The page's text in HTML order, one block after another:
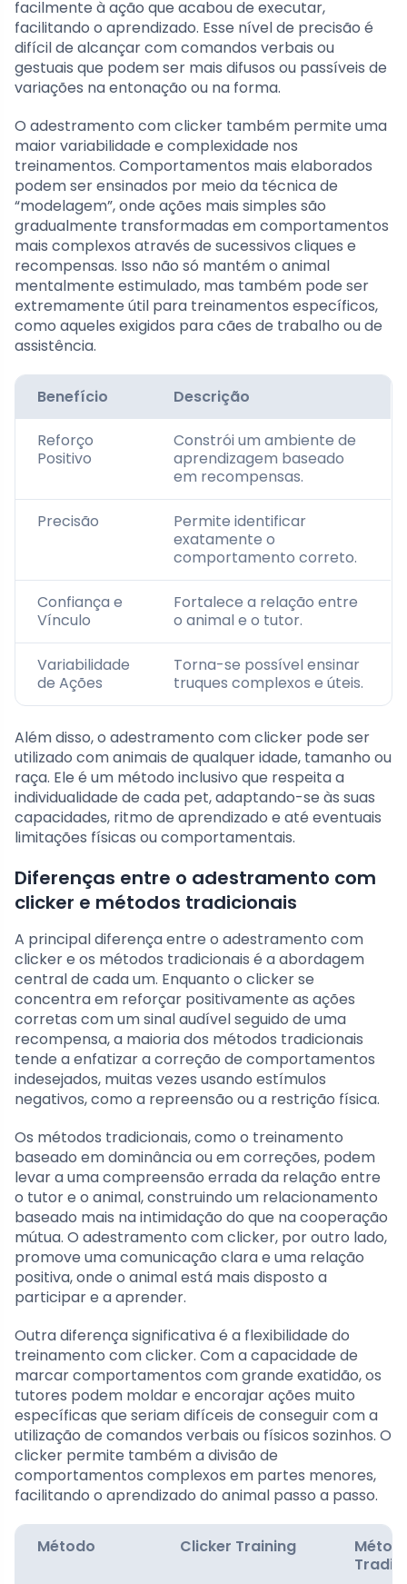
facilmente à ação que acabou de executar,
facilitando o aprendizado. Esse nível de precisão é
difícil de alcançar com comandos verbais ou
gestuais que podem ser mais difusos ou passíveis de
variações na entonação ou na forma.
O adestramento com clicker também permite uma
maior variabilidade e complexidade nos
treinamentos. Comportamentos mais elaborados
podem ser ensinados por meio da técnica de
“modelagem”, onde ações mais simples são
gradualmente transformadas em comportamentos
mais complexos através de sucessivos cliques e
recompensas. Isso não só mantém o animal
mentalmente estimulado, mas também pode ser
extremamente útil para treinamentos específicos,
como aqueles exigidos para cães de trabalho ou de
assistência.
Benefício Descrição
Reforço
Positivo
Constrói um ambiente de
aprendizagem baseado
em recompensas.
Precisão
Permite identificar
exatamente o
comportamento correto.
Confiança e
Vínculo
Fortalece a relação entre
o animal e o tutor.
Variabilidade
de Ações
Torna-se possível ensinar
truques complexos e úteis.
Além disso, o adestramento com clicker pode ser
utilizado com animais de qualquer idade, tamanho ou
raça. Ele é um método inclusivo que respeita a
individualidade de cada pet, adaptando-se às suas
capacidades, ritmo de aprendizado e até eventuais
limitações físicas ou comportamentais.
Diferenças entre o adestramento com
clicker e métodos tradicionais
A principal diferença entre o adestramento com
clicker e os métodos tradicionais é a abordagem
central de cada um. Enquanto o clicker se
concentra em reforçar positivamente as ações
corretas com um sinal audível seguido de uma
recompensa, a maioria dos métodos tradicionais
tende a enfatizar a correção de comportamentos
indesejados, muitas vezes usando estímulos
negativos, como a repreensão ou a restrição física.
Os métodos tradicionais, como o treinamento
baseado em dominância ou em correções, podem
levar a uma compreensão errada da relação entre
o tutor e o animal, construindo um relacionamento
baseado mais na intimidação do que na cooperação
mútua. O adestramento com clicker, por outro lado,
promove uma comunicação clara e uma relação
positiva, onde o animal está mais disposto a
participar e a aprender.
Outra diferença significativa é a flexibilidade do
treinamento com clicker. Com a capacidade de
marcar comportamentos com grande exatidão, os
tutores podem moldar e encorajar ações muito
específicas que seriam difíceis de conseguir com a
utilização de comandos verbais ou físicos sozinhos. O
clicker permite também a divisão de
comportamentos complexos em partes menores,
facilitando o aprendizado do animal passo a passo.
Método Clicker Training